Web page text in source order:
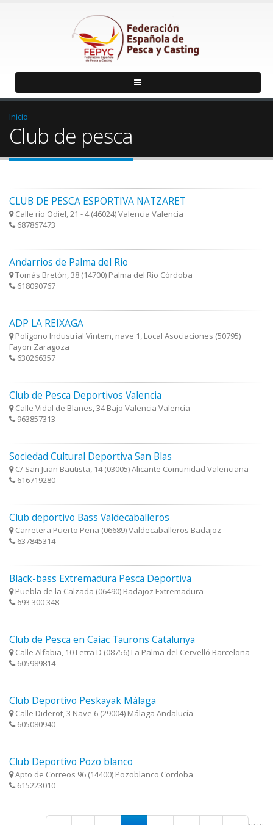
Inicio
Club de pesca
CLUB DE PESCA ESPORTIVA NATZARET
Calle rio Odiel, 21 - 4 (46024) Valencia Valencia
687867473
Andarrios de Palma del Rio
Tomás Bretón, 38 (14700) Palma del Rio Córdoba
618090767
ADP LA REIXAGA
Polígono Industrial Vintem, nave 1, Local Asociaciones (50795)
Fayon Zaragoza
630266357
Club de Pesca Deportivos Valencia
Calle Vidal de Blanes, 34 Bajo Valencia Valencia
963857313
Sociedad Cultural Deportiva San Blas
C/ San Juan Bautista, 14 (03005) Alicante Comunidad Valenciana
616719280
Club deportivo Bass Valdecaballeros
Carretera Puerto Peña (06689) Valdecaballeros Badajoz
637845314
Black-bass Extremadura Pesca Deportiva
Puebla de la Calzada (06490) Badajoz Extremadura
693 300 348
Club de Pesca en Caiac Taurons Catalunya
Calle Alfabia, 10 Letra D (08756) La Palma del Cervelló Barcelona
605989814
Club Deportivo Peskayak Málaga
Calle Diderot, 3 Nave 6 (29004) Málaga Andalucía
605080940
Club Deportivo Pozo blanco
Apto de Correos 96 (14400) Pozoblanco Cordoba
615223010
Páginas … …